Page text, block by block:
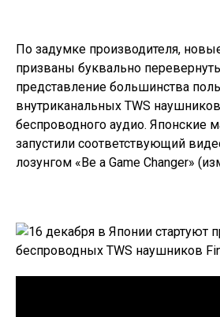
По задумке производителя,
призваны буквально
представление большинства
внутриканальных TWS
беспроводного аудио. Японские
запустили соответствующий
лозунгом «Be a Game Changer»